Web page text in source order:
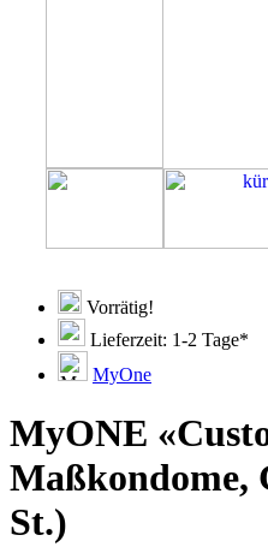
Vorrätig!
Lieferzeit: 1-2 Tage*
MyOne
MyONE
Maßkondome,
St.)